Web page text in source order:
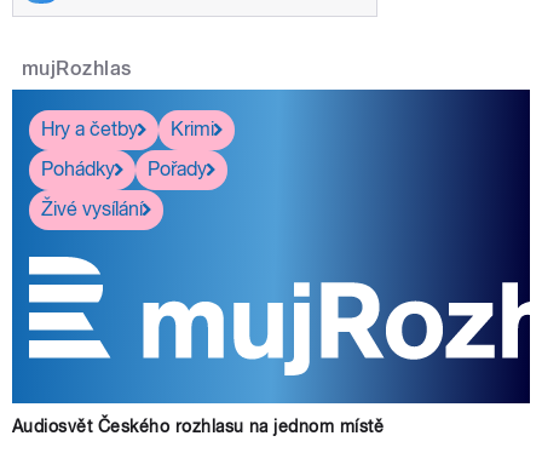
mujRozhlas
Hry a četby
Krimi
Pohádky
Pořady
Živé vysílání
Audiosvět Českého rozhlasu na jednom místě